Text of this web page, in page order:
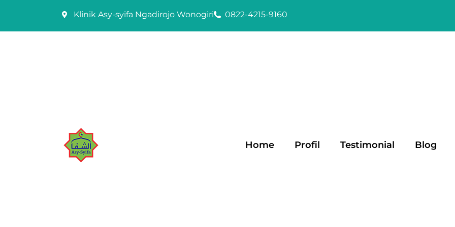
content
Klinik Asy-syifa Ngadirojo Wonogiri 0822-4215-9160
Home Profil Testimonial Blog